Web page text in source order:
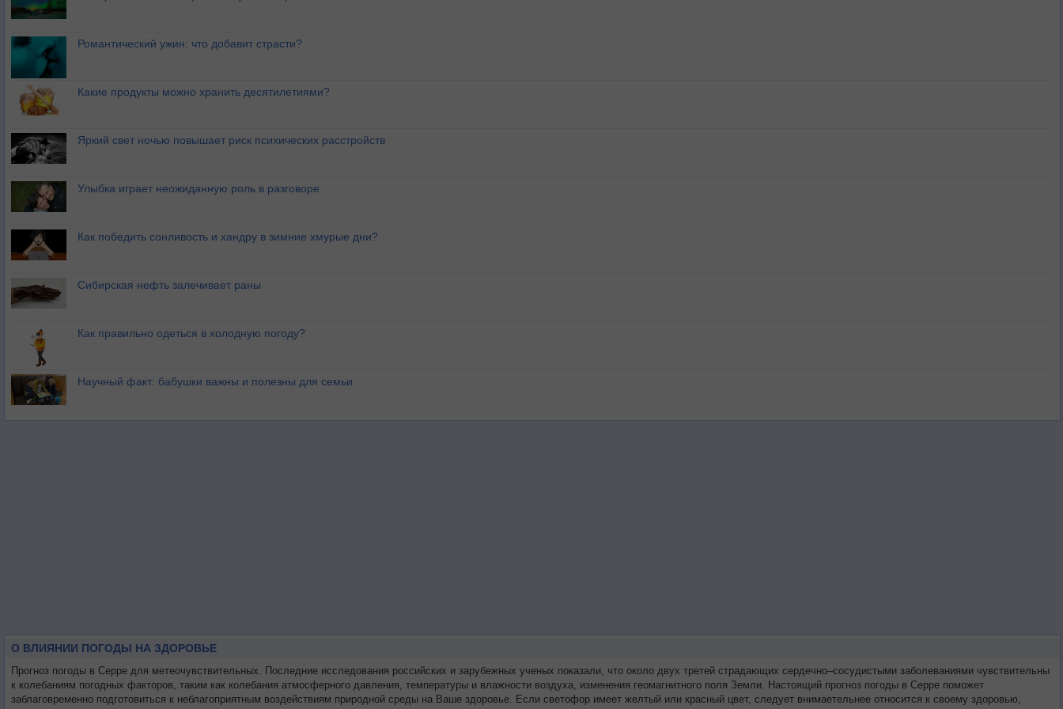
Романтический ужин: что добавит страсти?
Какие продукты можно хранить десятилетиями?
Яркий свет ночью повышает риск психических расстройств
Улыбка играет неожиданную роль в разговоре
Как победить сонливость и хандру в зимние хмурые дни?
Сибирская нефть залечивает раны
Как правильно одеться в холодную погоду?
Научный факт: бабушки важны и полезны для семьи
О ВЛИЯНИИ ПОГОДЫ НА ЗДОРОВЬЕ
Прогноз погоды в Серре для метеочувствительных. Последние исследования российских и зарубежных ученых показали, что около двух третей страдающих сердечно–сосудистыми заболеваниями чувствительны
к колебаниям погодных факторов, таким как колебания атмосферного давления, температуры и влажности воздуха, изменения геомагнитного поля Земли. Настоящий прогноз погоды в Серре поможет
заблаговременно подготовиться к неблагоприятным воздействиям природной среды на Ваше здоровье. Если светофор имеет желтый или красный цвет, следует внимаетельнее относится к своему здоровью,